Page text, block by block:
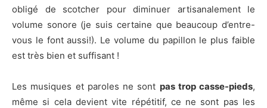
obligé de scotcher pour diminuer artisanalement le
volume sonore (je suis certaine que beaucoup d’entre-
vous le font aussi!). Le volume du papillon le plus faible
est très bien et suffisant !
Les musiques et paroles ne sont pas trop casse-pieds,
même si cela devient vite répétitif, ce ne sont pas les